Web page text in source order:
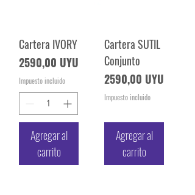
Cartera IVORY
Precio
2590,00 UYU
Impuesto incluido
Agregar al
carrito
Cartera SUTIL
Conjunto
Precio
2590,00 UYU
Impuesto incluido
Agregar al
carrito